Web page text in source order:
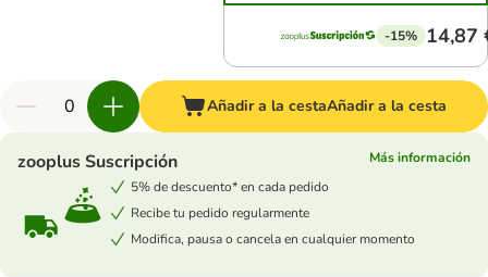
-15% 14,87
Añadir a la cestaAñadir a la cesta
zooplus Suscripción
Más información
5% de descuento* en cada pedido
Recibe tu pedido regularmente
Modifica, pausa o cancela en cualquier momento